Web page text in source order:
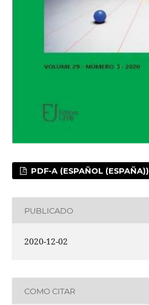
PDF-A (ESPAÑOL (ESPAÑA))
PUBLICADO
2020-12-02
COMO CITAR